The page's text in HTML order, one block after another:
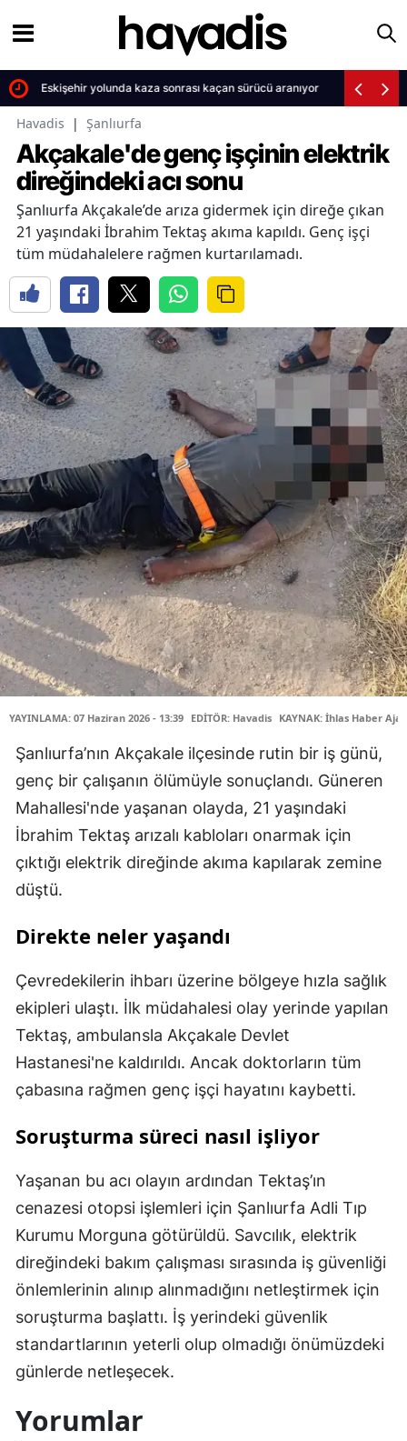
Eskişehir yolunda kaza sonrası kaçan sürücü aranıyor
Havadis | Şanlıurfa
Akçakale'de genç işçinin elektrik
direğindeki acı sonu
Şanlıurfa Akçakale’de arıza gidermek için direğe çıkan
21 yaşındaki İbrahim Tektaş akıma kapıldı. Genç işçi
tüm müdahalelere rağmen kurtarılamadı.
YAYINLAMA: 07 Haziran 2026 - 13:39 EDİTÖR: Havadis KAYNAK: İhlas Haber
Şanlıurfa’nın Akçakale ilçesinde rutin bir iş günü,
genç bir çalışanın ölümüyle sonuçlandı. Güneren
Mahallesi'nde yaşanan olayda, 21 yaşındaki
İbrahim Tektaş arızalı kabloları onarmak için
çıktığı elektrik direğinde akıma kapılarak zemine
düştü.
Direkte neler yaşandı
Çevredekilerin ihbarı üzerine bölgeye hızla sağlık
ekipleri ulaştı. İlk müdahalesi olay yerinde yapılan
Tektaş, ambulansla Akçakale Devlet
Hastanesi'ne kaldırıldı. Ancak doktorların tüm
çabasına rağmen genç işçi hayatını kaybetti.
Soruşturma süreci nasıl işliyor
Yaşanan bu acı olayın ardından Tektaş’ın
cenazesi otopsi işlemleri için Şanlıurfa Adli Tıp
Kurumu Morguna götürüldü. Savcılık, elektrik
direğindeki bakım çalışması sırasında iş güvenliği
önlemlerinin alınıp alınmadığını netleştirmek için
soruşturma başlattı. İş yerindeki güvenlik
standartlarının yeterli olup olmadığı önümüzdeki
günlerde netleşecek.
Yorumlar